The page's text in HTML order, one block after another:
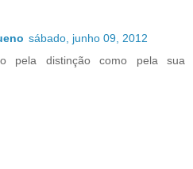
sábado, junho 09, 2012
pela distinção como pela sua